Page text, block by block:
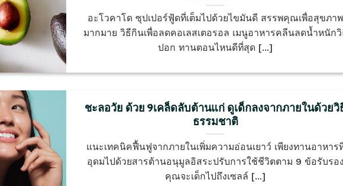
อะโวคาโด ซุปเปอร์ฟู้ดที่เต็มไปด้วยไขมันดี สรรพคุณเพื่อสุขภาพ
มากมาย วิธีกินเพื่อลดคอเลสเตอรอล เมนูอาหารคลีนลดน้ำหนัก
ปอก ทานตอนไหนดีที่สุด [...]
ชะลอวัย ด้วย 9เคล็ดลับต้านแก่ ดูเด็กลงจากภายในด้วยวิ
ธรรมชาติ
แนะเทคนิคฟื้นฟูจากภายในเพิ่มความอ่อนเยาว์ เพียงทานอาหาร
อุดมไปด้วยสารต้านอนุมูลอิสระปรับการใช้ชีวิตตาม 9 ข้อรับรอง
คุณจะเด็กไปถึงเซลล์ [...]